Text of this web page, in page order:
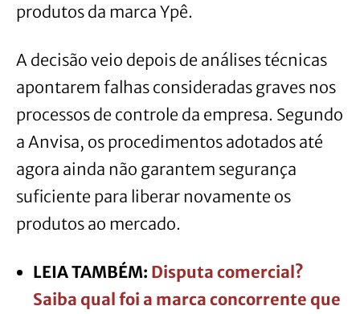
produtos da marca Ypê.
A decisão veio depois de análises técnicas
apontarem falhas consideradas graves nos
processos de controle da empresa. Segundo
a Anvisa, os procedimentos adotados até
agora ainda não garantem segurança
suficiente para liberar novamente os
produtos ao mercado.
LEIA TAMBÉM: Disputa comercial?
Saiba qual foi a marca concorrente que